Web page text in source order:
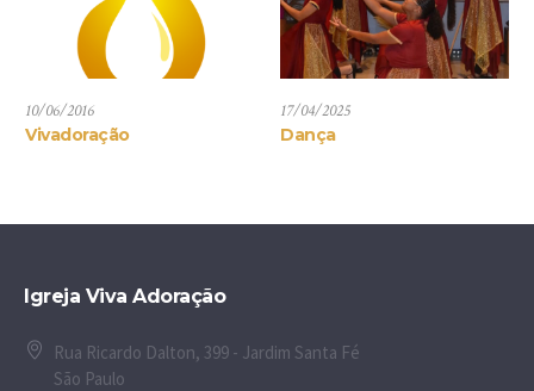
10/06/2016
Vivadoração
17/04/2025
Dança
Igreja Viva Adoração
Rua Ricardo Dalton, 399 - Jardim Santa Fé
São Paulo